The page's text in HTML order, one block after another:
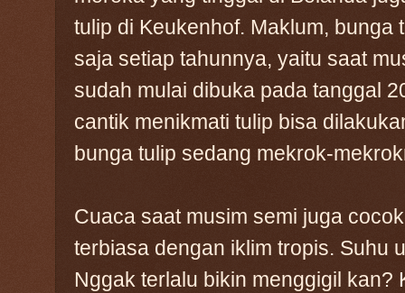
tulip di Keukenhof. Maklum,
saja setiap tahunnya, yaitu saat
sudah mulai dibuka pada tanggal
cantik menikmati tulip bisa
bunga tulip sedang mekrok-
Cuaca saat musim semi juga
terbiasa dengan iklim tropis. Suhu
Nggak terlalu bikin menggigil kan?